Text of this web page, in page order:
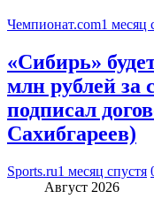
Чемпионат.com1 месяц
«Сибирь»
млн рублей за
подписал
Сахибгареев)
Sports.ru1 месяц спустя
Август 2026